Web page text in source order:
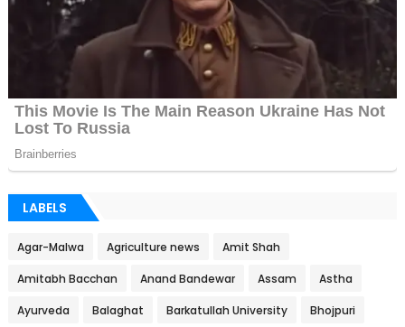
LABELS
Agar-Malwa Agriculture news Amit Shah
Amitabh Bacchan Anand Bandewar Assam Astha
Ayurveda Balaghat Barkatullah University Bhojpuri